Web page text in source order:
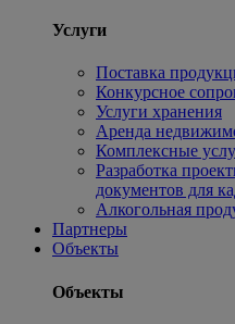
Услуги
Поставка
Конкурсное
Услуги хранения
Аренда
Комплексные
Разработка
документов для
Алкогольная
Партнеры
Объекты
Объекты